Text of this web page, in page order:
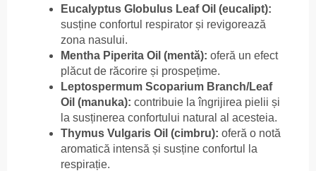
Eucalyptus Globulus Leaf Oil (eucalipt):
susține confortul respirator și revigorează
zona nasului.
Mentha Piperita Oil (mentă): oferă un efect
plăcut de răcorire și prospețime.
Leptospermum Scoparium Branch/Leaf
Oil (manuka): contribuie la îngrijirea pielii și
la susținerea confortului natural al acesteia.
Thymus Vulgaris Oil (cimbru): oferă o notă
aromatică intensă și susține confortul la
respirație.